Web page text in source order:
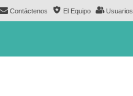
Usuarios
El Equipo
Contáctenos